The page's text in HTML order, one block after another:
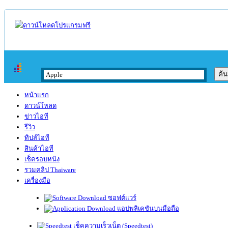
หน้าแรก
ดาวน์โหลด
ข่าวไอที
รีวิว
ทิปส์ไอที
สินค้าไอที
เช็ครอบหนัง
รวมคลิป Thaiware
เครื่องมือ
ซอฟต์แวร์
แอปพลิเคชันบนมือถือ
เช็คความเร็วเน็ต (Speedtest)